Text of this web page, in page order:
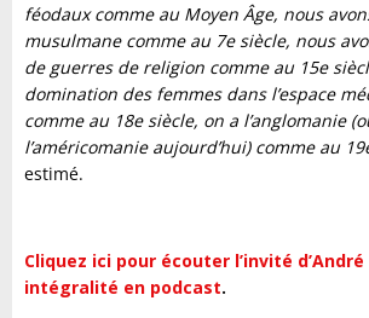
féodaux comme au Moyen Âge, nous
musulmane comme au 7e siècle, nous
de guerres de religion comme au 15e
domination des femmes dans l’espace
comme au 18e siècle, on a l’anglomanie
l’américomanie aujourd’hui) comme au
estimé.
Cliquez ici pour écouter l’invité
intégralité en podcast.